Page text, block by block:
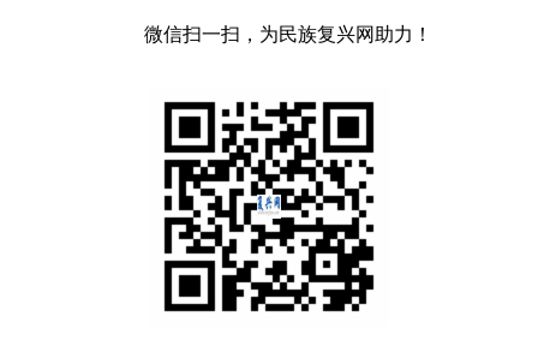
微信扫一扫，为民族复兴网助力！